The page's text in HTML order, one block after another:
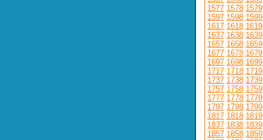
1577 1578 1579
1597 1598 1599
1617 1618 1619
1637 1638 1639
1657 1658 1659
1677 1678 1679
1697 1698 1699
1717 1718 1719
1737 1738 1739
1757 1758 1759
1777 1778 1779
1797 1798 1799
1817 1818 1819
1837 1838 1839
1857 1858 1859